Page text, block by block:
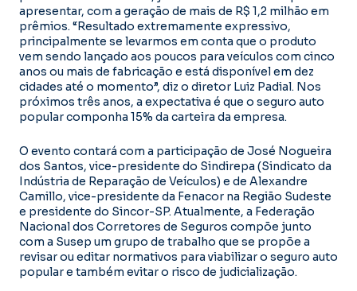
apresentar, com a geração de mais de R$ 1,2 milhão em
prêmios. “Resultado extremamente expressivo,
principalmente se levarmos em conta que o produto
vem sendo lançado aos poucos para veículos com cinco
anos ou mais de fabricação e está disponível em dez
cidades até o momento”, diz o diretor Luiz Padial. Nos
próximos três anos, a expectativa é que o seguro auto
popular componha 15% da carteira da empresa.
O evento contará com a participação de José Nogueira
dos Santos, vice-presidente do Sindirepa (Sindicato da
Indústria de Reparação de Veículos) e de Alexandre
Camillo, vice-presidente da Fenacor na Região Sudeste
e presidente do Sincor-SP. Atualmente, a Federação
Nacional dos Corretores de Seguros compõe junto
com a Susep um grupo de trabalho que se propõe a
revisar ou editar normativos para viabilizar o seguro auto
popular e também evitar o risco de judicialização.